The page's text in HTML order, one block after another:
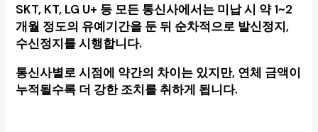
SKT, KT, LG U+ 등 모든 통신사에서는 미납 시 약 1~2
개월 정도의 유예기간을 둔 뒤 순차적으로 발신정지,
수신정지를 시행합니다.
통신사별로 시점에 약간의 차이는 있지만, 연체 금액이
누적될수록 더 강한 조치를 취하게 됩니다.